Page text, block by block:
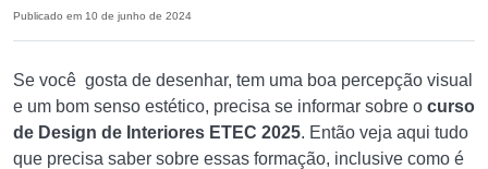
Publicado em 10 de junho de 2024
Se você gosta de desenhar, tem uma boa percepção visual
e um bom senso estético, precisa se informar sobre o curso
de Design de Interiores ETEC 2025. Então veja aqui tudo
que precisa saber sobre essas formação, inclusive como é